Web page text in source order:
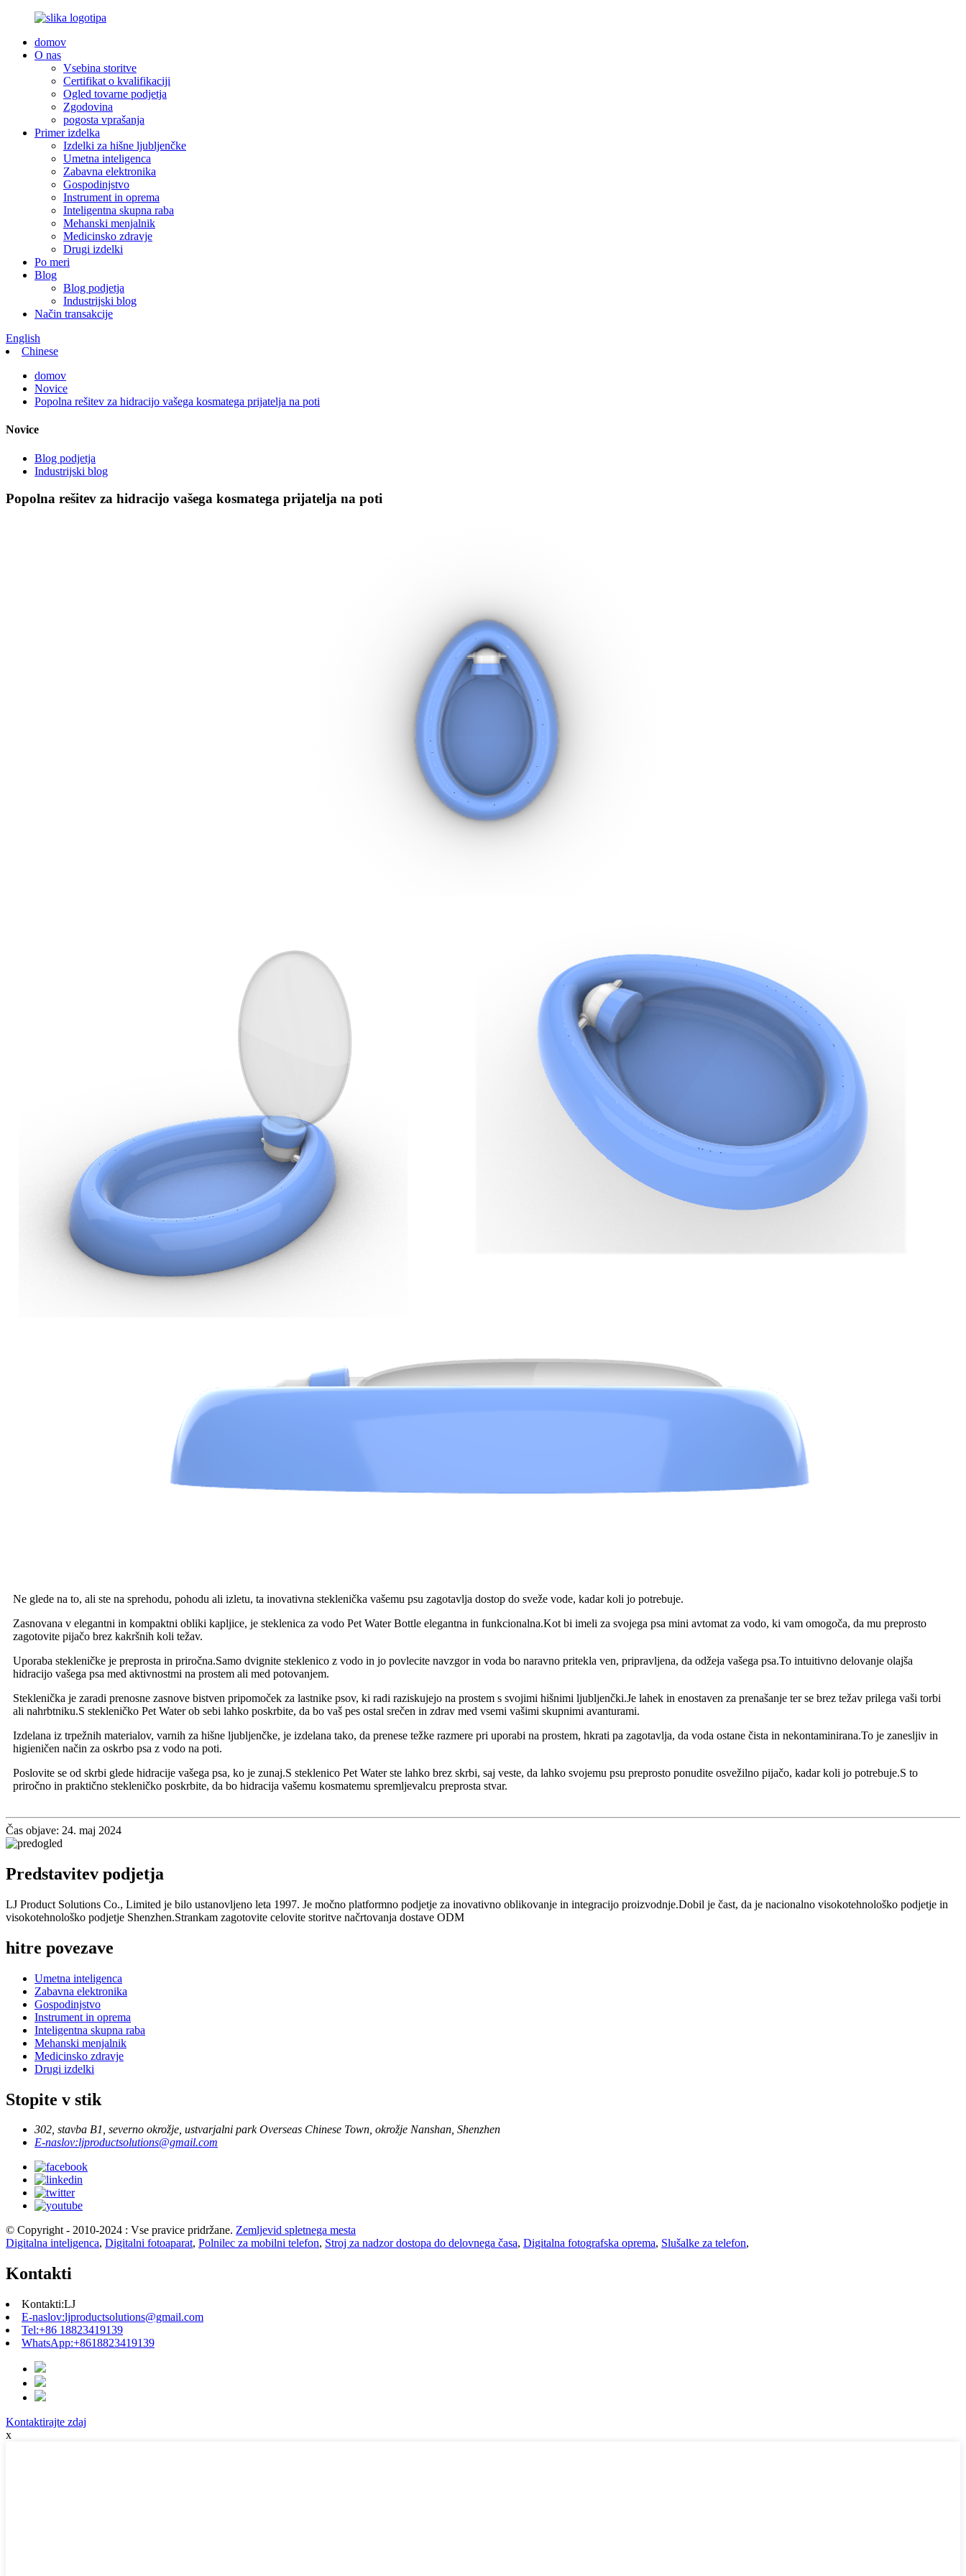
domov
O nas
Vsebina storitve
Certifikat o kvalifikaciji
Ogled tovarne podjetja
Zgodovina
pogosta vprašanja
Primer izdelka
Izdelki za hišne ljubljenčke
Umetna inteligenca
Zabavna elektronika
Gospodinjstvo
Instrument in oprema
Inteligentna skupna raba
Mehanski menjalnik
Medicinsko zdravje
Drugi izdelki
Po meri
Blog
Blog podjetja
Industrijski blog
Način transakcije
English
Chinese
domov
Novice
Popolna rešitev za hidracijo vašega kosmatega prijatelja na poti
Novice
Blog podjetja
Industrijski blog
Popolna rešitev za hidracijo vašega kosmatega prijatelja na poti
Ne glede na to, ali ste na sprehodu, pohodu ali izletu, ta inovativna steklenička vašemu psu zagotavlja dostop do sveže vode, kadar koli jo potrebuje.
Zasnovana v elegantni in kompaktni obliki kapljice, je steklenica za vodo Pet Water Bottle elegantna in funkcionalna.Kot bi imeli za svojega psa mini avtomat za vodo, ki vam omogoča, da mu preprosto
zagotovite pijačo brez kakršnih koli težav.
Uporaba stekleničke je preprosta in priročna.Samo dvignite steklenico z vodo in jo povlecite navzgor in voda bo naravno pritekla ven, pripravljena, da odžeja vašega psa.To intuitivno delovanje olajša
hidracijo vašega psa med aktivnostmi na prostem ali med potovanjem.
Steklenička je zaradi prenosne zasnove bistven pripomoček za lastnike psov, ki radi raziskujejo na prostem s svojimi hišnimi ljubljenčki.Je lahek in enostaven za prenašanje ter se brez težav prilega vaši torbi
ali nahrbtniku.S stekleničko Pet Water ob sebi lahko poskrbite, da bo vaš pes ostal srečen in zdrav med vsemi vašimi skupnimi avanturami.
Izdelana iz trpežnih materialov, varnih za hišne ljubljenčke, je izdelana tako, da prenese težke razmere pri uporabi na prostem, hkrati pa zagotavlja, da voda ostane čista in nekontaminirana.To je zanesljiv in
higieničen način za oskrbo psa z vodo na poti.
Poslovite se od skrbi glede hidracije vašega psa, ko je zunaj.S steklenico Pet Water ste lahko brez skrbi, saj veste, da lahko svojemu psu preprosto ponudite osvežilno pijačo, kadar koli jo potrebuje.S to
priročno in praktično stekleničko poskrbite, da bo hidracija vašemu kosmatemu spremljevalcu preprosta stvar.
Čas objave: 24. maj 2024
Predstavitev podjetja
LJ Product Solutions Co., Limited je bilo ustanovljeno leta 1997. Je močno platformno podjetje za inovativno oblikovanje in integracijo proizvodnje.Dobil je čast, da je nacionalno visokotehnološko podjetje in
visokotehnološko podjetje Shenzhen.Strankam zagotovite celovite storitve načrtovanja dostave ODM
hitre povezave
Umetna inteligenca
Zabavna elektronika
Gospodinjstvo
Instrument in oprema
Inteligentna skupna raba
Mehanski menjalnik
Medicinsko zdravje
Drugi izdelki
Stopite v stik
302, stavba B1, severno okrožje, ustvarjalni park Overseas Chinese Town, okrožje Nanshan, Shenzhen
E-naslov:ljproductsolutions@gmail.com
© Copyright - 2010-2024 : Vse pravice pridržane. Zemljevid spletnega mesta
Digitalna inteligenca, Digitalni fotoaparat, Polnilec za mobilni telefon, Stroj za nadzor dostopa do delovnega časa, Digitalna fotografska oprema, Slušalke za telefon,
Kontakti
Kontakti:LJ
E-naslov:ljproductsolutions@gmail.com
Tel:+86 18823419139
WhatsApp:+8618823419139
Kontaktirajte zdaj
x